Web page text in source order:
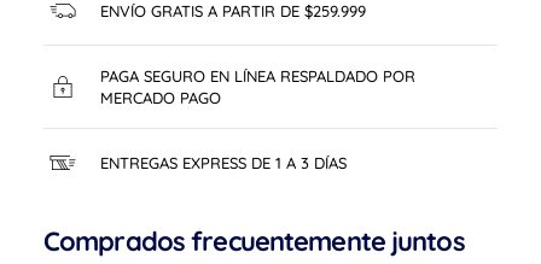
ENVÍO GRATIS A PARTIR DE $259.999
PAGA SEGURO EN LÍNEA RESPALDADO POR
MERCADO PAGO
ENTREGAS EXPRESS DE 1 A 3 DÍAS
Comprados frecuentemente juntos